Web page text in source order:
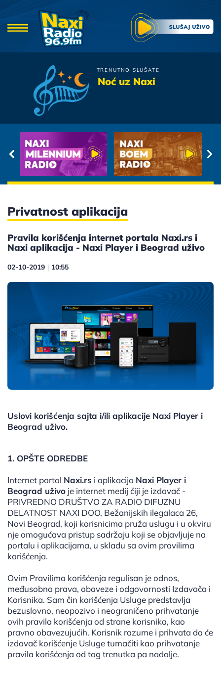
TRENUTNO SLUŠATE
Noć uz Naxi
Crvena Jabuka
Privatnost aplikacija
Pravila korišćenja internet portala Naxi.rs i
Naxi aplikacija - Naxi Player i Beograd uživo
02-10-2019 | 10:55
Uslovi korišćenja sajta i/ili aplikacije Naxi Player i
Beograd uživo.
1. OPŠTE ODREDBE
Internet portal Naxi.rs i aplikacija Naxi Player i
Beograd uživo je internet medij čiji je izdavač -
PRIVREDNO DRUŠTVO ZA RADIO DIFUZNU
DELATNOST NAXI DOO, Bežanijskih ilegalaca 26,
Novi Beograd, koji korisnicima pruža uslugu i u okviru
nje omogućava pristup sadržaju koji se objavljuje na
portalu i aplikacijama, u skladu sa ovim pravilima
korišćenja.
Ovim Pravilima korišćenja regulisan je odnos,
međusobna prava, obaveze i odgovornosti Izdavača i
Korisnika. Sam čin korišćenja Usluge predstavlja
bezuslovno, neopozivo i neograničeno prihvatanje
ovih pravila korišćenja od strane korisnika, kao
pravno obavezujućih. Korisnik razume i prihvata da će
izdavač korišćenje Usluge tumačiti kao prihvatanje
pravila korišćenja od tog trenutka pa nadalje.